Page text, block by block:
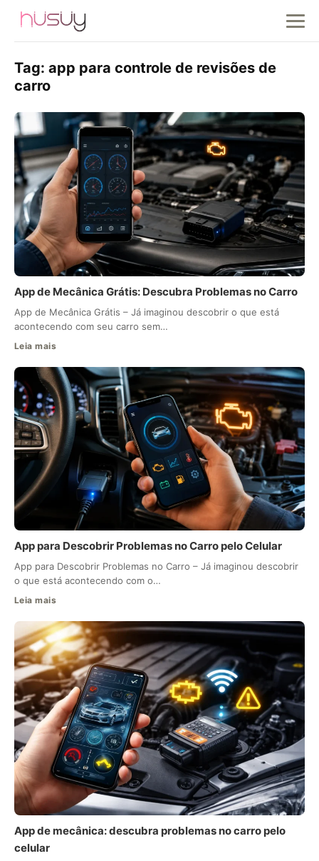
Tag: app para controle de revisões de
carro
App de Mecânica Grátis: Descubra Problemas no Carro
App de Mecânica Grátis – Já imaginou descobrir o que está
acontecendo com seu carro sem…
Leia mais
App para Descobrir Problemas no Carro pelo Celular
App para Descobrir Problemas no Carro – Já imaginou descobrir
o que está acontecendo com o…
Leia mais
App de mecânica: descubra problemas no carro pelo
celular